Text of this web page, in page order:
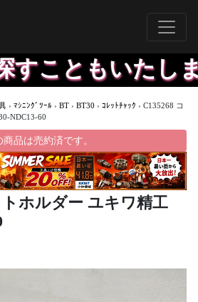
いたします
› ﾏｼﾆﾝｸﾞﾂｰﾙ › BT › BT30 › ｺﾚｯﾄﾁｬｯｸ › C135268 コ
NDC13-60
商品は売約済です。
トホルダー ユキワ精工